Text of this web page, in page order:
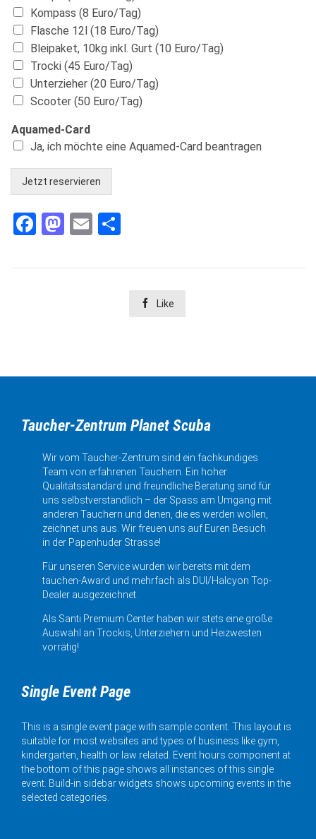
Kompass (8 Euro/Tag)
Flasche 12l (18 Euro/Tag)
Bleipaket, 10kg inkl. Gurt (10 Euro/Tag)
Trocki (45 Euro/Tag)
Unterzieher (20 Euro/Tag)
Scooter (50 Euro/Tag)
Aquamed-Card
Ja, ich möchte eine Aquamed-Card beantragen
Jetzt reservieren
Facebook
Mastodon
Email
 Like
Taucher-Zentrum Planet Scuba
Wir vom Taucher-Zentrum sind ein fachkundiges
Team von erfahrenen Tauchern. Ein hoher
Qualitätsstandard und freundliche Beratung sind für
uns selbstverständlich – der Spass am Umgang mit
anderen Tauchern und denen, die es werden wollen,
zeichnet uns aus. Wir freuen uns auf Euren Besuch
in der Papenhuder Strasse!
Für unseren Service wurden wir bereits mit dem
tauchen-Award und mehrfach als DUI/Halcyon Top-
Dealer ausgezeichnet.
Als Santi Premium Center haben wir stets eine große
Auswahl an Trockis, Unterziehern und Heizwesten
vorrätig!
Single Event Page
This is a single event page with sample content. This layout is
suitable for most websites and types of business like gym,
kindergarten, health or law related. Event hours component at
the bottom of this page shows all instances of this single
event. Build-in sidebar widgets shows upcoming events in the
selected categories.